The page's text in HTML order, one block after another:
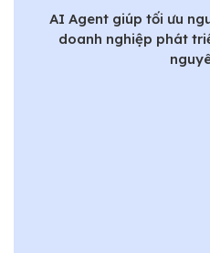
AI Agent giúp tối ưu
doanh nghiệp phát